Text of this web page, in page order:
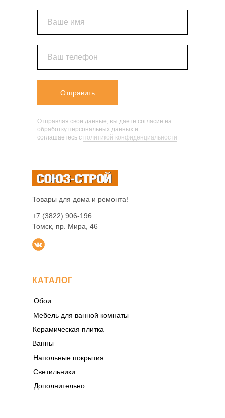
Ваше имя
Ваш телефон
Отправить
Отправляя свои данные, вы даете согласие на
обработку персональных данных и
соглашаетесь c политикой конфиденциальности
КАТАЛОГ
Товары для дома и ремонта!
Обои
Мебель для ванной комнаты
+7 (3822) 906-196
Томск, пр. Мира, 46
Напольные покрытия
Светильники
Дополнительно
Керамическая плитка
Ванны